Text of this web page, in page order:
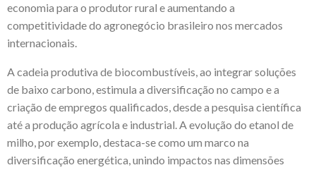
economia para o produtor rural e aumentando a
competitividade do agronegócio brasileiro nos mercados
internacionais.
A cadeia produtiva de biocombustíveis, ao integrar soluções
de baixo carbono, estimula a diversificação no campo e a
criação de empregos qualificados, desde a pesquisa científica
até a produção agrícola e industrial. A evolução do etanol de
milho, por exemplo, destaca-se como um marco na
diversificação energética, unindo impactos nas dimensões